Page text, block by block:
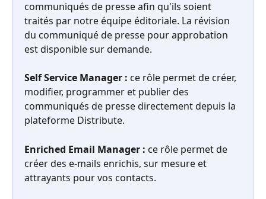
communiqués de presse afin qu'ils soient
traités par notre équipe éditoriale. La révision
du communiqué de presse pour approbation
est disponible sur demande.
Self Service Manager : ce rôle permet de créer,
modifier, programmer et publier des
communiqués de presse directement depuis la
plateforme Distribute.
Enriched Email Manager : ce rôle permet de
créer des e-mails enrichis, sur mesure et
attrayants pour vos contacts.